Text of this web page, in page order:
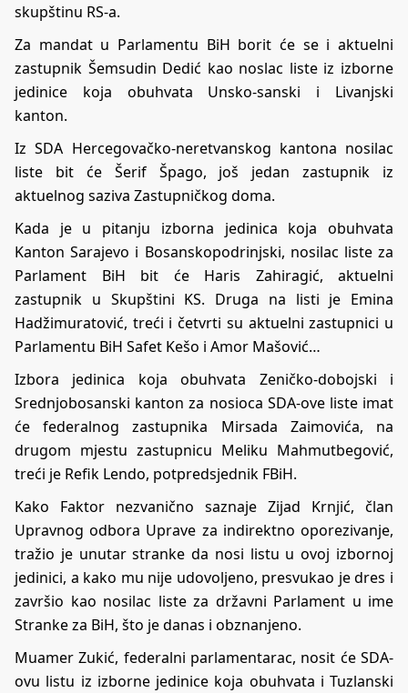
skupštinu RS-a.
Za mandat u Parlamentu BiH borit će se i aktuelni
zastupnik Šemsudin Dedić kao noslac liste iz izborne
jedinice koja obuhvata Unsko-sanski i Livanjski
kanton.
Iz SDA Hercegovačko-neretvanskog kantona nosilac
liste bit će Šerif Špago, još jedan zastupnik iz
aktuelnog saziva Zastupničkog doma.
Kada je u pitanju izborna jedinica koja obuhvata
Kanton Sarajevo i Bosanskopodrinjski, nosilac liste za
Parlament BiH bit će Haris Zahiragić, aktuelni
zastupnik u Skupštini KS. Druga na listi je Emina
Hadžimuratović, treći i četvrti su aktuelni zastupnici u
Parlamentu BiH Safet Kešo i Amor Mašović…
Izbora jedinica koja obuhvata Zeničko-dobojski i
Srednjobosanski kanton za nosioca SDA-ove liste imat
će federalnog zastupnika Mirsada Zaimovića, na
drugom mjestu zastupnicu Meliku Mahmutbegović,
treći je Refik Lendo, potpredsjednik FBiH.
Kako Faktor nezvanično saznaje Zijad Krnjić, član
Upravnog odbora Uprave za indirektno oporezivanje,
tražio je unutar stranke da nosi listu u ovoj izbornoj
jedinici, a kako mu nije udovoljeno, presvukao je dres i
završio kao nosilac liste za državni Parlament u ime
Stranke za BiH, što je danas i obznanjeno.
Muamer Zukić, federalni parlamentarac, nosit će SDA-
ovu listu iz izborne jedinice koja obuhvata i Tuzlanski